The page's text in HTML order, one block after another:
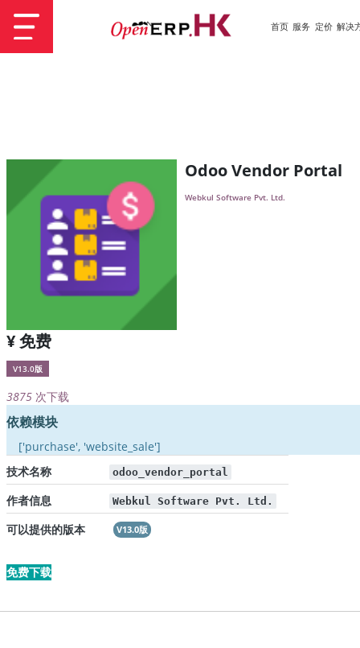
首页 服务 定价 解决
Odoo Vendor Portal
Webkul Software Pvt. Ltd.
¥ 免费
V13.0版
3875 次下载
依赖模块
['purchase', 'website_sale']
技术名称
odoo_vendor_portal
作者信息 Webkul Software Pvt. Ltd.
可以提供的版本 V13.0版
免费下载